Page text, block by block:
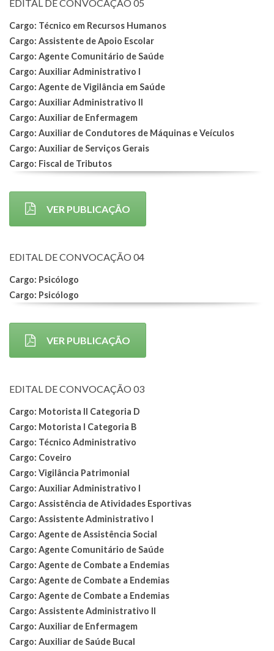
EDITAL DE CONVOCAÇÃO 05
Cargo: Técnico em Recursos Humanos
Cargo: Assistente de Apoio Escolar
Cargo: Agente Comunitário de Saúde
Cargo: Auxiliar Administrativo I
Cargo: Agente de Vigilância em Saúde
Cargo: Auxiliar Administrativo II
Cargo: Auxiliar de Enfermagem
Cargo: Auxiliar de Condutores de Máquinas e Veículos
Cargo: Auxiliar de Serviços Gerais
Cargo: Fiscal de Tributos
VER PUBLICAÇÃO
EDITAL DE CONVOCAÇÃO 04
Cargo: Psicólogo
Cargo: Psicólogo
VER PUBLICAÇÃO
EDITAL DE CONVOCAÇÃO 03
Cargo: Motorista II Categoria D
Cargo: Motorista I Categoria B
Cargo: Técnico Administrativo
Cargo: Coveiro
Cargo: Vigilância Patrimonial
Cargo: Auxiliar Administrativo I
Cargo: Assistência de Atividades Esportivas
Cargo: Assistente Administrativo I
Cargo: Agente de Assistência Social
Cargo: Agente Comunitário de Saúde
Cargo: Agente de Combate a Endemias
Cargo: Agente de Combate a Endemias
Cargo: Agente de Combate a Endemias
Cargo: Assistente Administrativo II
Cargo: Auxiliar de Enfermagem
Cargo: Auxiliar de Saúde Bucal